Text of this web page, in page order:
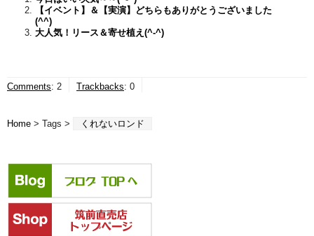
【イベント】＆【実演】どちらもありがとうございました
(^^)
大人気！リース＆寄せ植え(^-^)
Comments: 2 Trackbacks: 0
Home > Tags > くれないロンド